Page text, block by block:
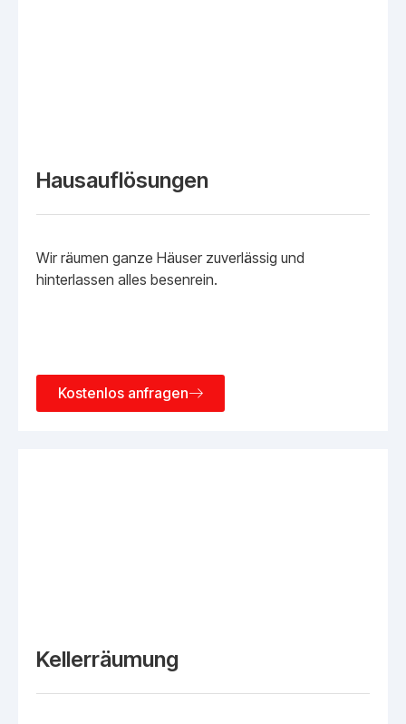
Hausauflösungen
Wir räumen ganze Häuser zuverlässig und
hinterlassen alles besenrein.
Kostenlos anfragen
Kellerräumung